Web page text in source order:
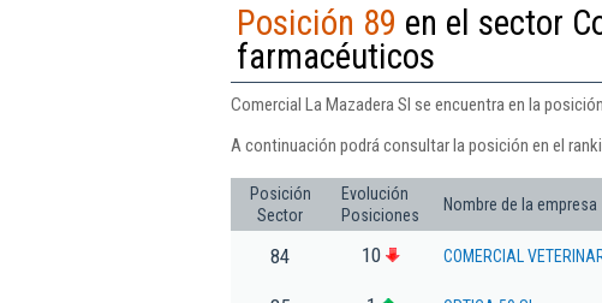
Posición 89 en el sector
farmacéuticos
Comercial La Mazadera Sl se encuentra en la
A continuación podrá consultar la posición en el
Posición
Sector
Evolución
Posiciones
Nombre de la empresa
84 10 COMERCIAL